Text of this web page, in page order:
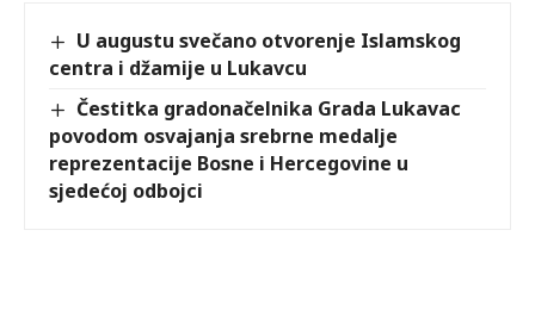
U augustu svečano otvorenje Islamskog
centra i džamije u Lukavcu
Čestitka gradonačelnika Grada Lukavac
povodom osvajanja srebrne medalje
reprezentacije Bosne i Hercegovine u
sjedećoj odbojci